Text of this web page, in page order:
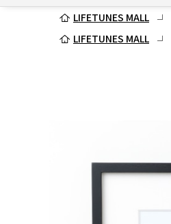
LIFETUNES MALL
LIFETUNES MALL